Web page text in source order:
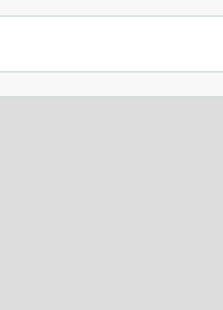
للعربة
بناءً على التوفر.